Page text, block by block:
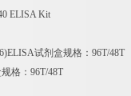
ELISA Kit
试剂盒规格： 96T/48T
格： 96T/48T